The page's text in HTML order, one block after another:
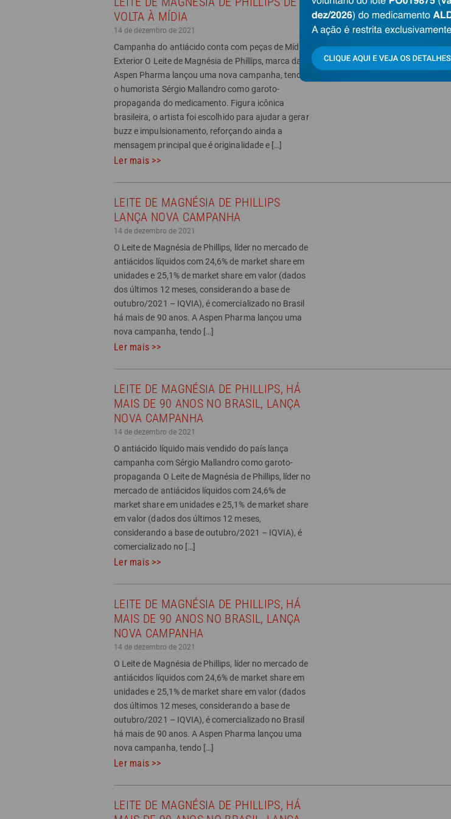
VOLTA À MÍDIA
14 de dezembro de 2021
Campanha do antiácido conta com peças de Mídia
Exterior O Leite de Magnésia de Phillips, marca da
Aspen Pharma lançou uma nova campanha, tendo
o humorista Sérgio Mallandro como garoto-
propaganda do medicamento. Figura icônica
brasileira, o artista foi escolhido para ajudar a gerar
buzz e impulsionamento, reforçando ainda a
mensagem principal que é originalidade e […]
Ler mais >>
LEITE DE MAGNÉSIA DE PHILLIPS
LANÇA NOVA CAMPANHA
14 de dezembro de 2021
O Leite de Magnésia de Phillips, líder no mercado de
antiácidos líquidos com 24,6% de market share em
unidades e 25,1% de market share em valor (dados
dos últimos 12 meses, considerando a base de
outubro/2021 – IQVIA), é comercializado no Brasil
há mais de 90 anos. A Aspen Pharma lançou uma
nova campanha, tendo […]
Ler mais >>
LEITE DE MAGNÉSIA DE PHILLIPS, HÁ
MAIS DE 90 ANOS NO BRASIL, LANÇA
NOVA CAMPANHA
14 de dezembro de 2021
O antiácido líquido mais vendido do país lança
campanha com Sérgio Mallandro como garoto-
propaganda O Leite de Magnésia de Phillips, líder no
mercado de antiácidos líquidos com 24,6% de
market share em unidades e 25,1% de market share
em valor (dados dos últimos 12 meses,
considerando a base de outubro/2021 – IQVIA), é
comercializado no […]
Ler mais >>
LEITE DE MAGNÉSIA DE PHILLIPS, HÁ
MAIS DE 90 ANOS NO BRASIL, LANÇA
NOVA CAMPANHA
14 de dezembro de 2021
O Leite de Magnésia de Phillips, líder no mercado de
antiácidos líquidos com 24,6% de market share em
unidades e 25,1% de market share em valor (dados
dos últimos 12 meses, considerando a base de
outubro/2021 – IQVIA), é comercializado no Brasil
há mais de 90 anos. A Aspen Pharma lançou uma
nova campanha, tendo […]
Ler mais >>
LEITE DE MAGNÉSIA DE PHILLIPS, HÁ